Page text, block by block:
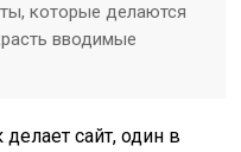
которые делаются
вводимые
сайт, один в